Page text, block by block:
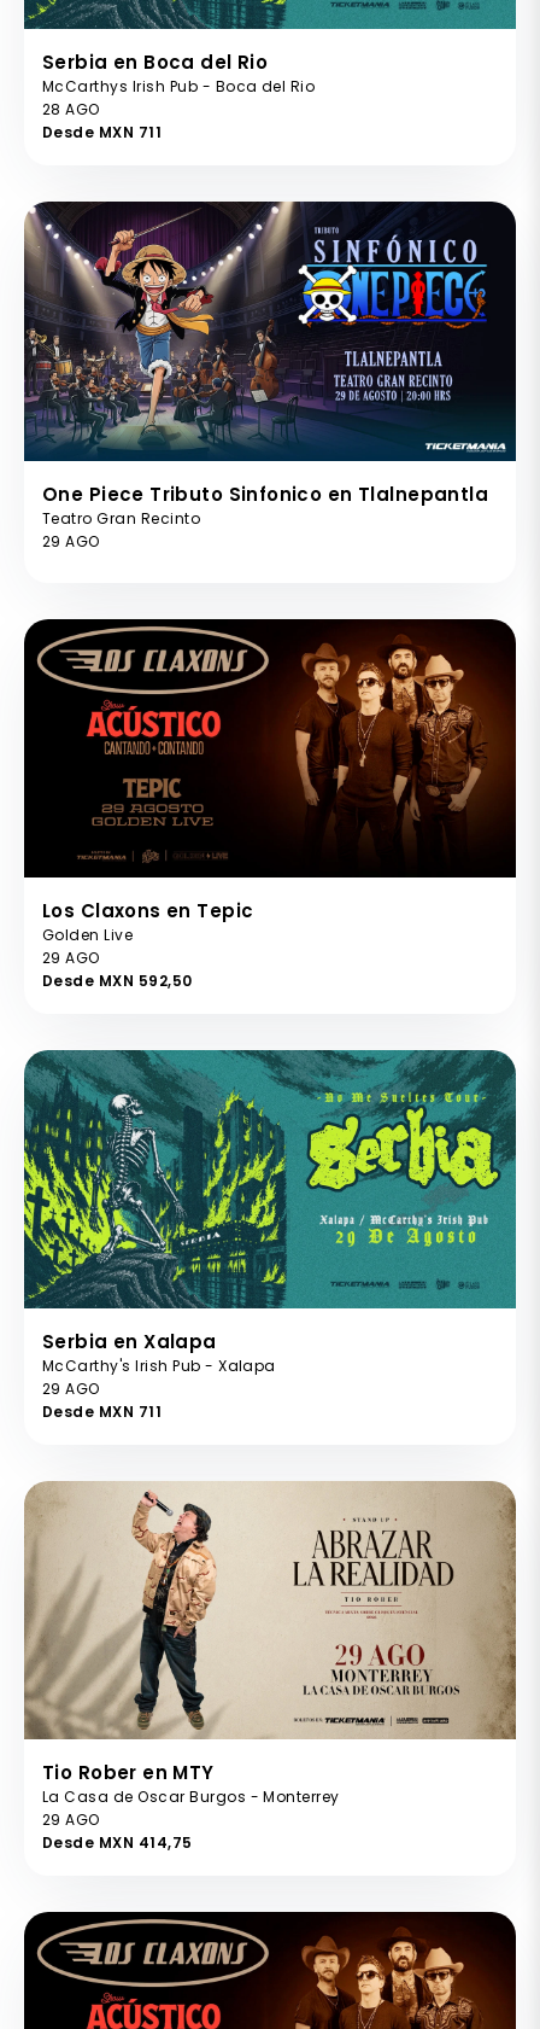
Serbia en Boca del Rio
McCarthys Irish Pub - Boca del Rio
28 AGO
Desde MXN 711
One Piece Tributo Sinfonico en Tlalnepantla
Teatro Gran Recinto
29 AGO
Los Claxons en Tepic
Golden Live
29 AGO
Desde MXN 592,50
Serbia en Xalapa
McCarthy's Irish Pub - Xalapa
29 AGO
Desde MXN 711
Tio Rober en MTY
La Casa de Oscar Burgos - Monterrey
29 AGO
Desde MXN 414,75